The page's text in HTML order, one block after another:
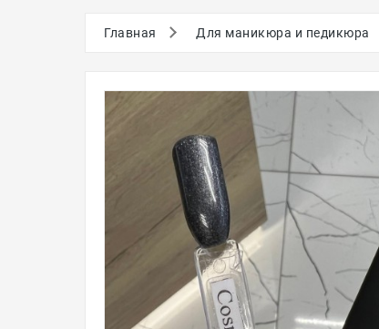
Главная Для маникюра и педикюра